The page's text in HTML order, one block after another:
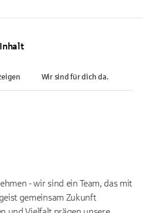
Inhalt
Wir sind für dich da.
- wir sind ein Team, das mit
gemeinsam Zukunft